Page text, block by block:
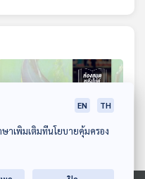
EN TH
ษาเพิ่มเติมที่นโยบายคุ้มครอง